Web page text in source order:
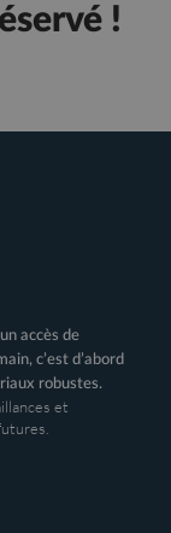
!
accès de
c’est d’abord
robustes.
et